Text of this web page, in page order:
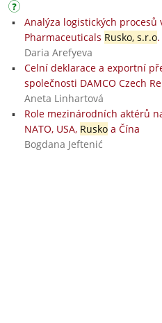
Analýza logistických procesů
Pharmaceuticals Rusko, s.r.o.
Daria Arefyeva
Celní deklarace a exportní
společnosti DAMCO Czech
Aneta Linhartová
Role mezinárodních aktérů
NATO, USA, Ruskoa Čína
Bogdana Jeftenić